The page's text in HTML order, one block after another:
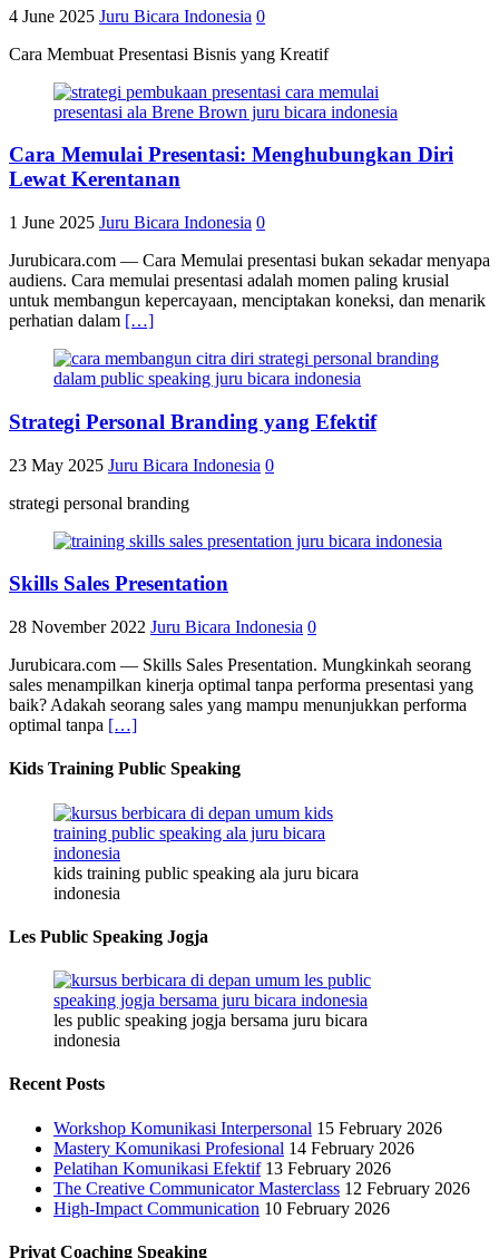
4 June 2025 Juru Bicara Indonesia 0
Cara Membuat Presentasi Bisnis yang Kreatif
Cara Memulai Presentasi: Menghubungkan Diri
Lewat Kerentanan
1 June 2025 Juru Bicara Indonesia 0
Jurubicara.com — Cara Memulai presentasi bukan sekadar menyapa
audiens. Cara memulai presentasi adalah momen paling krusial
untuk membangun kepercayaan, menciptakan koneksi, dan menarik
perhatian dalam […]
Strategi Personal Branding yang Efektif
23 May 2025 Juru Bicara Indonesia 0
strategi personal branding
Skills Sales Presentation
28 November 2022 Juru Bicara Indonesia 0
Jurubicara.com — Skills Sales Presentation. Mungkinkah seorang
sales menampilkan kinerja optimal tanpa performa presentasi yang
baik? Adakah seorang sales yang mampu menunjukkan performa
optimal tanpa […]
Kids Training Public Speaking
kids training public speaking ala juru bicara
indonesia
Les Public Speaking Jogja
les public speaking jogja bersama juru bicara
indonesia
Recent Posts
Workshop Komunikasi Interpersonal 15 February 2026
Mastery Komunikasi Profesional 14 February 2026
Pelatihan Komunikasi Efektif 13 February 2026
The Creative Communicator Masterclass 12 February 2026
High-Impact Communication 10 February 2026
Privat Coaching Speaking